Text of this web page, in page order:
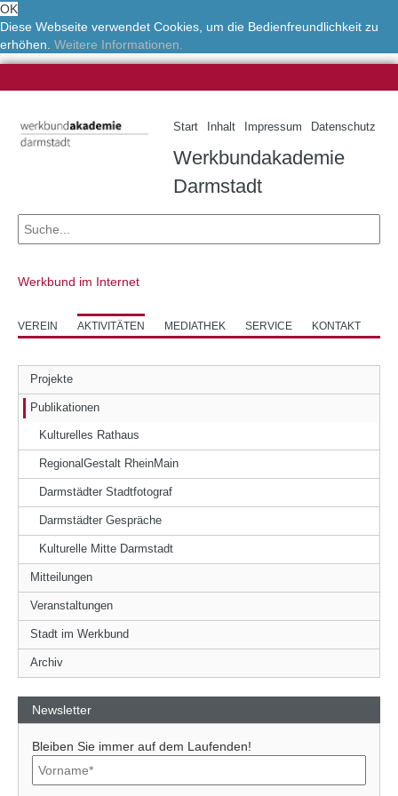
OK
Diese Webseite verwendet Cookies, um die Bedienfreundlichkeit zu
erhöhen. Weitere Informationen.
Start Inhalt Impressum Datenschutz
Werkbundakademie
Darmstadt
Werkbund im Internet
VEREIN AKTIVITÄTEN MEDIATHEK SERVICE KONTAKT
Projekte
Publikationen
Kulturelles Rathaus
RegionalGestalt RheinMain
Darmstädter Stadtfotograf
Darmstädter Gespräche
Kulturelle Mitte Darmstadt
Mitteilungen
Veranstaltungen
Stadt im Werkbund
Archiv
Newsletter
Bleiben Sie immer auf dem Laufenden!